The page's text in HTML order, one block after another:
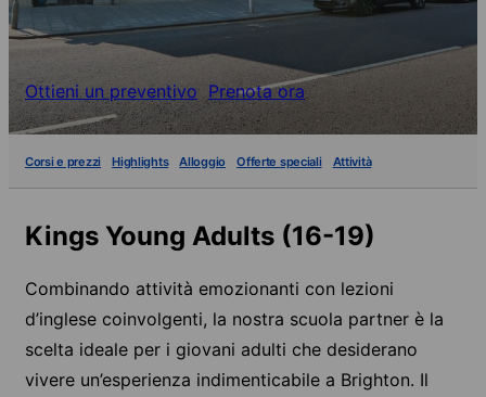
Ottieni un preventivo Prenota ora
Corsi e prezzi Highlights Alloggio Offerte speciali Attività
Kings Young Adults (16-19)
Combinando attività emozionanti con lezioni
d’inglese coinvolgenti, la nostra scuola partner è la
scelta ideale per i giovani adulti che desiderano
vivere un’esperienza indimenticabile a Brighton. Il